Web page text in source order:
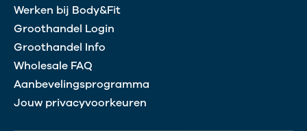
Werken bij Body&Fit
Groothandel Login
Groothandel Info
Wholesale FAQ
Aanbevelingsprogramma
Jouw privacyvoorkeuren